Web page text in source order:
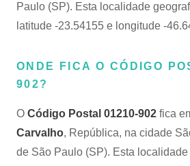
Paulo (SP). Esta localidade
latitude -23.54155 e longitude -
ONDE FICA O CÓDIGO
902?
O Código Postal 01210-902 fica
Carvalho, República, na cidade
de São Paulo (SP). Esta